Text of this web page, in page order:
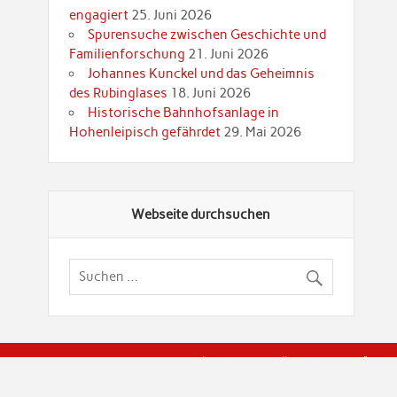
engagiert 25. Juni 2026
Spurensuche zwischen Geschichte und
Familienforschung 21. Juni 2026
Johannes Kunckel und das Geheimnis
des Rubinglases 18. Juni 2026
Historische Bahnhofsanlage in
Hohenleipisch gefährdet 29. Mai 2026
Webseite durchsuchen
© Brandenburgische Genealogische Gesellschaft (BGG)